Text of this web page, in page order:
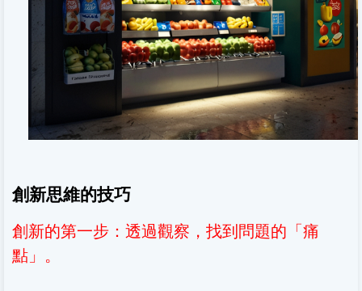
創新思維的技巧
創新的第一步 ： 透過觀察，找到問題的 「痛
點 」 。